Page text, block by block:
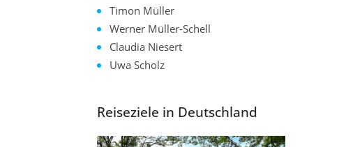
Timon Müller
Werner Müller-Schell
Claudia Niesert
Uwa Scholz
Reiseziele in Deutschland